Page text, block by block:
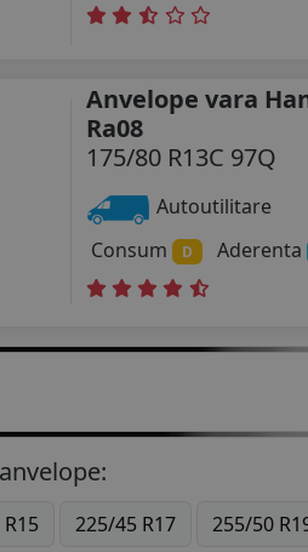
Anvelope vara
Ra08
175/80 R13C 97Q
Autoutilitare
Consum
D Aderenta
225/45 R17 255/50